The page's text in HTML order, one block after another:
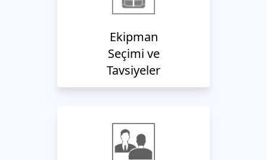
Ekipman
Seçimi ve
Tavsiyeler